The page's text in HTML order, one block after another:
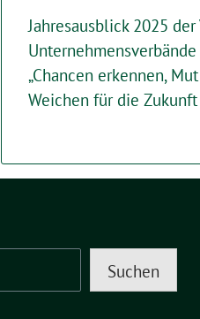
Jahresausblick 2025
„Chancen erkennen,
Weichen für die
Suchen